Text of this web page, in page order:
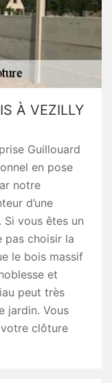
À VEZILLY
Guillouard
en pose
notre
d’une
vous êtes un
pas choisir la
le bois massif
et
peut très
jardin. Vous
clôture